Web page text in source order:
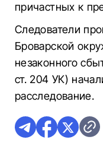
причастных к
Следователи
Броварской
незаконного
ст. 204 УК)
расследование.